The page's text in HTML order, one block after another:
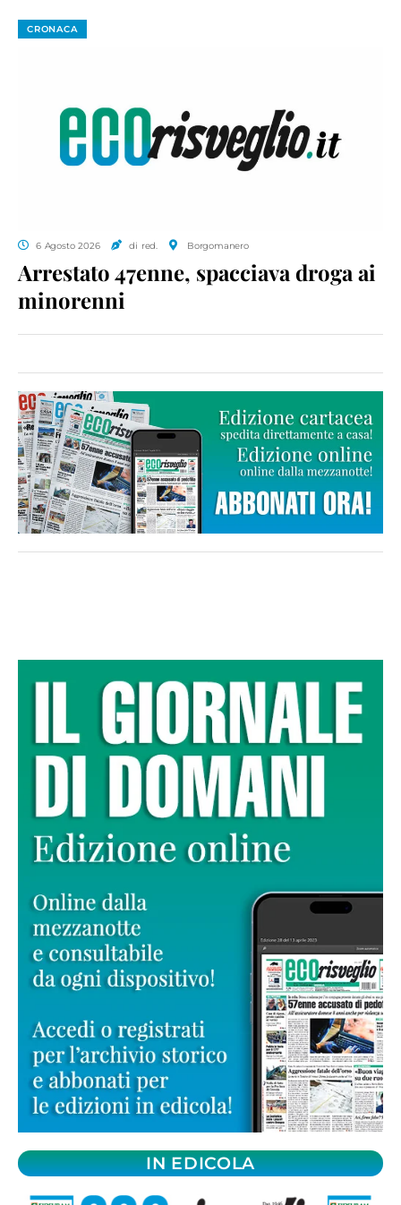
CRONACA
6 Agosto 2026 di red. Borgomanero
Arrestato 47enne, spacciava droga ai
minorenni
IN EDICOLA